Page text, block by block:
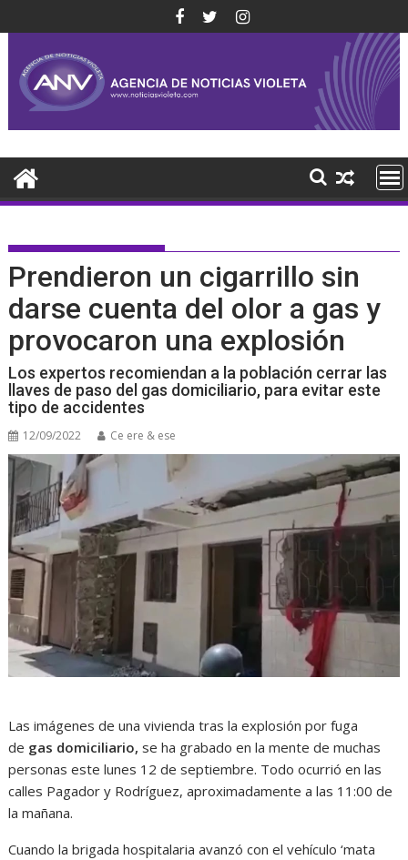
al
contenido
Prendieron un cigarrillo sin
darse cuenta del olor a gas y
provocaron una explosión
Los expertos recomiendan a la población cerrar las
llaves de paso del gas domiciliario, para evitar este
tipo de accidentes
12/09/2022 Ce ere & ese
Las imágenes de una vivienda tras la explosión por fuga
de gas domiciliario, se ha grabado en la mente de muchas
personas este lunes 12 de septiembre. Todo ocurrió en las
calles Pagador y Rodríguez, aproximadamente a las 11:00 de
la mañana.
Cuando la brigada hospitalaria avanzó con el vehículo ‘mata